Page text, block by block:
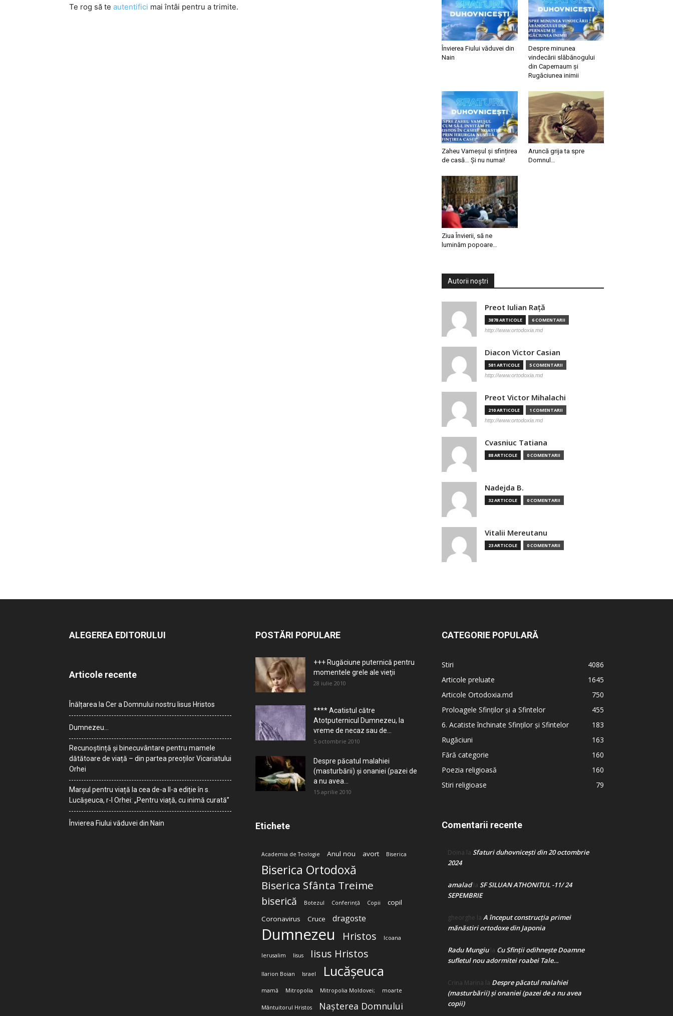
Te rog să te autentifici mai întâi pentru a trimite.
Învierea Fiului văduvei din
Nain
Despre minunea
vindecării slăbănogului
din Capernaum și
Rugăciunea inimii
Zaheu Vameșul și sfințirea
de casă… Și nu numai!
Aruncă grija ta spre
Domnul…
Ziua Învierii, să ne
luminăm popoare…
Autorii noștri
Preot Iulian Raţă
3878 ARTICOLE 6 COMENTARII
http://www.ortodoxia.md
Diacon Victor Casian
581 ARTICOLE 5 COMENTARII
http://www.ortodoxia.md
Preot Victor Mihalachi
210 ARTICOLE 1 COMENTARII
http://www.ortodoxia.md
Cvasniuc Tatiana
88 ARTICOLE 0 COMENTARII
Nadejda B.
32 ARTICOLE 0 COMENTARII
Vitalii Mereutanu
23 ARTICOLE 0 COMENTARII
ALEGEREA EDITORULUI
Articole recente
Înălțarea la Cer a Domnului nostru Iisus Hristos
Dumnezeu…
Recunoștință și binecuvântare pentru mamele
dătătoare de viață – din partea preoților Vicariatului
Orhei
Marșul pentru viață la cea de-a II-a ediție în s.
Lucășeuca, r-l Orhei: „Pentru viață, cu inimă curată”
Învierea Fiului văduvei din Nain
POSTĂRI POPULARE
+++ Rugăciune puternică pentru
momentele grele ale vieţii
28 iulie 2010
**** Acatistul către
Atotputernicul Dumnezeu, la
vreme de necaz sau de...
5 octombrie 2010
Despre păcatul malahiei
(masturbării) şi onaniei (pazei de
a nu avea...
15 aprilie 2010
Etichete
Academia de Teologie Anul nou avort Biserica
Biserica Ortodoxă
Biserica Sfânta Treime
biserică Botezul Conferință Copii
copil
Coronavirus
Cruce dragoste
Dumnezeu Hristos Icoana
Ierusalim Iisus Iisus Hristos
Ilarion Boian Israel Lucășeuca
mamă Mitropolia Mitropolia Moldovei; moarte
Mântuitorul Hristos Nașterea Domnului
CATEGORIE POPULARĂ
Stiri
4086
Articole preluate
1645
Articole Ortodoxia.md
750
Proloagele Sfinților și a Sfintelor
455
6. Acatiste închinate Sfinților și Sfintelor
183
Rugăciuni
163
Fără categorie
160
Poezia religioasă
160
Stiri religioase
79
Comentarii recente
Doina la Sfaturi duhovnicești din 20 octombrie
2024
amaladla SF SILUAN ATHONITUL -11/ 24
SEPEMBRIE
gheorghe la A început construcţia primei
mănăstiri ortodoxe din Japonia
Radu Mungiula Cu Sfinții odihnește Doamne
sufletul nou adormitei roabei Tale…
Crina Marina la Despre păcatul malahiei
(masturbării) şi onaniei (pazei de a nu avea
copii)